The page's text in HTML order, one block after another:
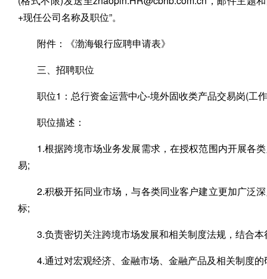
+现任公司名称及职位”。
附件：《渤海银行应聘申请表》
三、招聘职位
职位1：总行资金运营中心-境外固收类产品交易岗(工
职位描述：
1.根据跨境市场业务发展需求，在授权范围内开展各
易;
2.积极开拓同业市场，与各类同业客户建立更加广泛
标;
3.负责密切关注跨境市场发展和相关制度法规，结合
4.通过对宏观经济、金融市场、金融产品及相关制度